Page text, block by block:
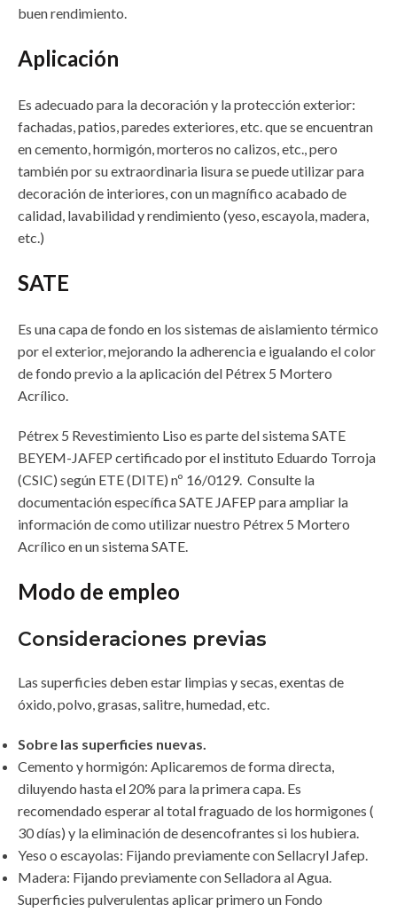
buen rendimiento.
Aplicación
Es adecuado para la decoración y la protección exterior:
fachadas, patios, paredes exteriores, etc. que se encuentran
en cemento, hormigón, morteros no calizos, etc., pero
también por su extraordinaria lisura se puede utilizar para
decoración de interiores, con un magnífico acabado de
calidad, lavabilidad y rendimiento (yeso, escayola, madera,
etc.)
SATE
Es una capa de fondo en los sistemas de aislamiento térmico
por el exterior, mejorando la adherencia e igualando el color
de fondo previo a la aplicación del Pétrex 5 Mortero
Acrílico.
Pétrex 5 Revestimiento Liso es parte del sistema SATE
BEYEM-JAFEP certificado por el instituto Eduardo Torroja
(CSIC) según ETE (DITE) nº 16/0129. Consulte la
documentación específica SATE JAFEP para ampliar la
información de como utilizar nuestro Pétrex 5 Mortero
Acrílico en un sistema SATE.
Modo de empleo
Consideraciones previas
Las superficies deben estar limpias y secas, exentas de
óxido, polvo, grasas, salitre, humedad, etc.
Sobre las superficies nuevas.
Cemento y hormigón: Aplicaremos de forma directa,
diluyendo hasta el 20% para la primera capa. Es
recomendado esperar al total fraguado de los hormigones (
30 días) y la eliminación de desencofrantes si los hubiera.
Yeso o escayolas: Fijando previamente con Sellacryl Jafep.
Madera: Fijando previamente con Selladora al Agua.
Superficies pulverulentas aplicar primero un Fondo